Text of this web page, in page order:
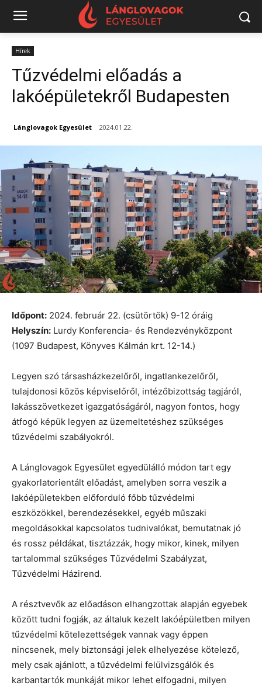
Hírek
Tűzvédelmi előadás a
lakóépületekről Budapesten
Lánglovagok Egyesület 2024.01.22.
Időpont: 2024. február 22. (csütörtök) 9-12 óráig
Helyszín: Lurdy Konferencia- és Rendezvényközpont
(1097 Budapest, Könyves Kálmán krt. 12-14.)
Legyen szó társasházkezelőről, ingatlankezelőről,
tulajdonosi közös képviselőről, intézőbizottság tagjáról,
lakásszövetkezet igazgatóságáról, nagyon fontos, hogy
átfogó képük legyen az üzemeltetéshez szükséges
tűzvédelmi szabályokról.
A Lánglovagok Egyesület egyedülálló módon tart egy
gyakorlatorientált előadást, amelyben sorra veszik a
lakóépületekben előforduló főbb tűzvédelmi
eszközökkel, berendezésekkel, egyéb műszaki
megoldásokkal kapcsolatos tudnivalókat, bemutatnak jó
és rossz példákat, tisztázzák, hogy mikor, kinek, milyen
tartalommal szükséges Tűzvédelmi Szabályzat,
Tűzvédelmi Házirend.
A résztvevők az előadáson elhangzottak alapján egyebek
között tudni fogják, az általuk kezelt lakóépületben milyen
tűzvédelmi kötelezettségek vannak vagy éppen
nincsenek, mely biztonsági jelek elhelyezése kötelező,
mely csak ajánlott, a tűzvédelmi felülvizsgálók és
karbantartók munkáját mikor lehet elfogadni, milyen